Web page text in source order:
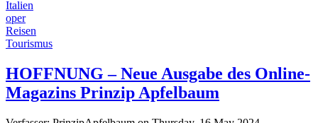
Italien
oper
Reisen
Tourismus
HOFFNUNG – Neue Ausgabe des Online-
Magazins Prinzip Apfelbaum